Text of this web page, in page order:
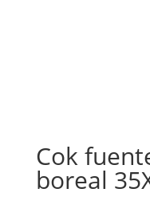
Cok
boreal